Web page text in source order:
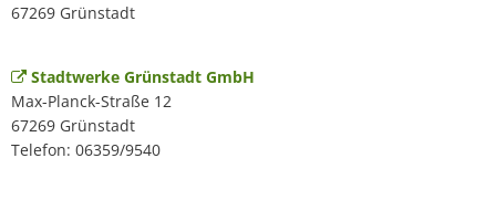
67269 Grünstadt
Stadtwerke Grünstadt GmbH
Max-Planck-Straße 12
67269 Grünstadt
Telefon: 06359/9540